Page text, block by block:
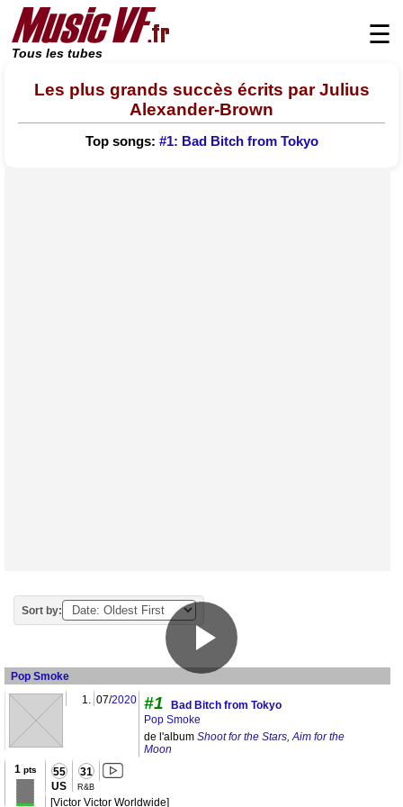
Tous les tubes
☰
Les plus grands succès écrits par Julius
Alexander-Brown
Top songs: #1: Bad Bitch from Tokyo
Sort by:
Pop Smoke
1. 07/2020 #1
Bad Bitch from Tokyo
Pop Smoke
de l'album Shoot for the Stars, Aim for the
Moon
1 pts 55
US
31
R&B
[Victor Victor Worldwide]